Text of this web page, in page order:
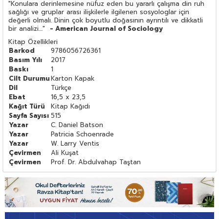
"Konulara derinlemesine nüfuz eden bu yararlı çalışma din ruh
sağlığı ve gruplar arası ilişkilerle ilgilenen sosyologlar için
değerli olmalı. Dinin çok boyutlu doğasının ayrıntılı ve dikkatli
bir analizi...." - American Journal of Sociology
Kitap Özellikleri
Barkod
9786056726361
Basım Yılı
2017
Baskı
1
Cilt DurumuKarton Kapak
Dil
Türkçe
Ebat
16,5 x 23,5
Kağıt Türü
Kitap Kağıdı
Sayfa Sayısı 515
Yazar
C. Daniel Batson
Yazar
Patricia Schoenrade
Yazar
W. Larry Ventis
Çevirmen
Ali Kuşat
Çevirmen
Prof. Dr. Abdulvahap Taştan